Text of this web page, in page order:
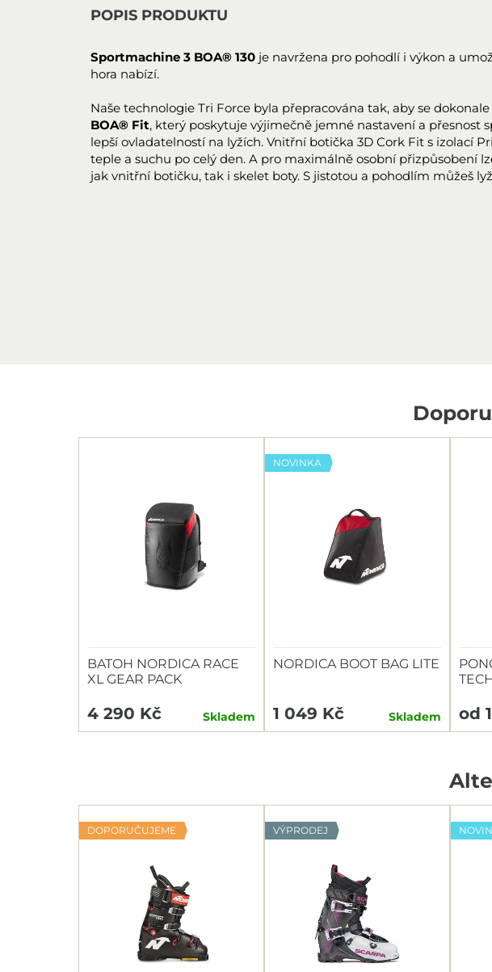
POPIS PRODUKTU
Sportmachine 3 BOA® 130 je navržena pro pohodlí i výkon a
hora nabízí.
Naše technologie Tri Force byla přepracována tak, aby se
BOA® Fit, který poskytuje výjimečně jemné nastavení a přesnost
lepší ovladatelností na lyžích. Vnitřní botička 3D Cork Fit s izolací
teple a suchu po celý den. A pro maximálně osobní přizpůsobení
jak vnitřní botičku, tak i skelet boty. S jistotou a pohodlím můžeš
BATOH NORDICA RACE
XL GEAR PACK
4 290 Kč Skladem
NOVINKA
NORDICA BOOT BAG LITE
1 049 Kč Skladem od
DOPORUČUJEME VÝPRODEJ